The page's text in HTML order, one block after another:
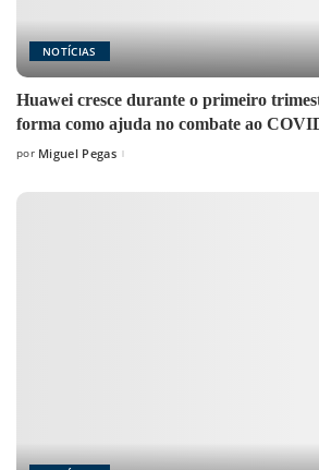
NOTÍCIAS
Huawei cresce durante o primeiro
forma como ajuda no combate ao
Posted
por Miguel Pegas